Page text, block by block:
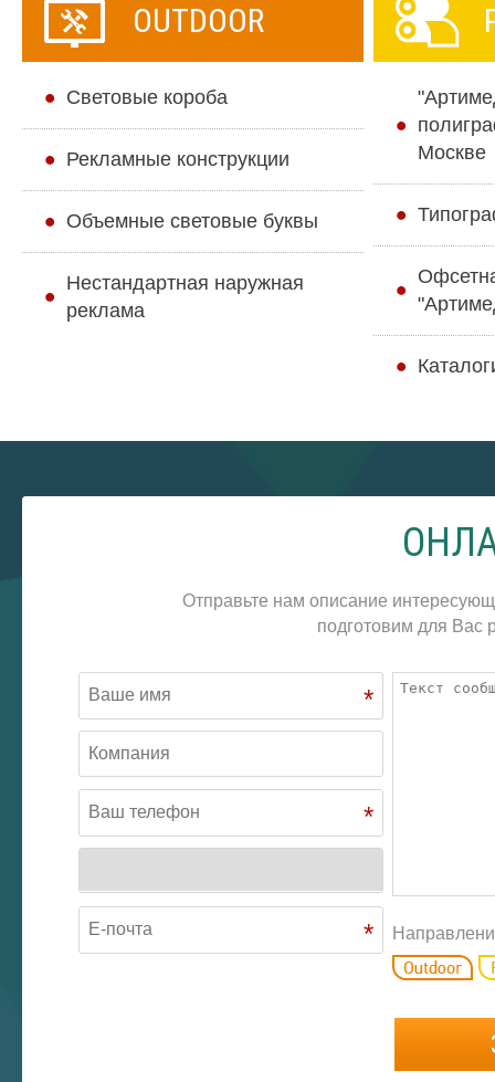
OUTDOOR
Cветовые короба
Рекламные конструкции
Объемные световые буквы
Нестандартная наружная
реклама
Москве
Отправьте нам описание
подготовим для Вас
*
*
*